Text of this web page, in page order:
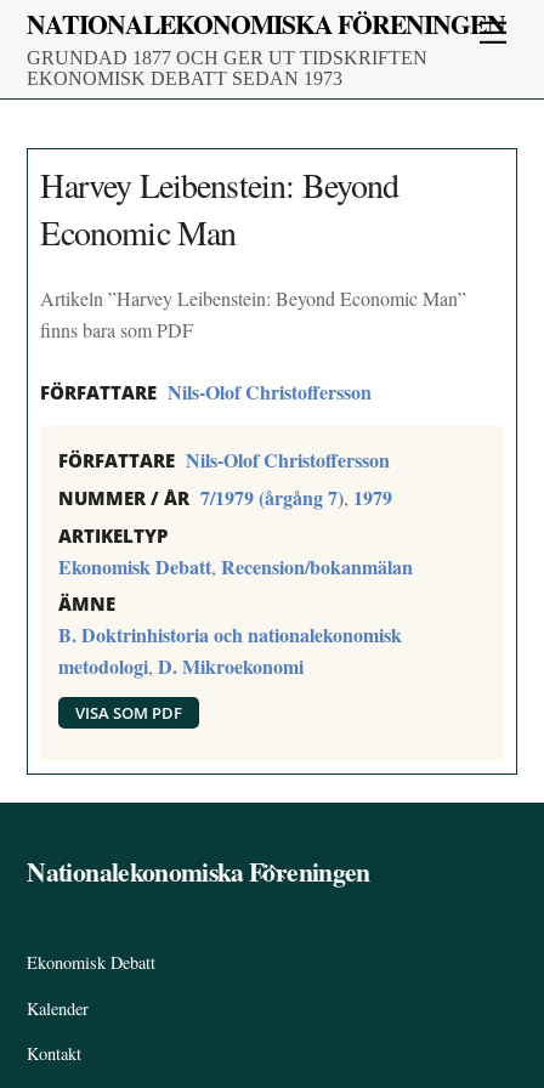
Skip
content
NATIONALEKONOMISKA FÖRENINGEN
GRUNDAD 1877 OCH GER UT TIDSKRIFTEN
EKONOMISK DEBATT SEDAN 1973
Harvey Leibenstein: Beyond
Economic Man
Artikeln ”Harvey Leibenstein: Beyond Economic Man”
finns bara som PDF
FÖRFATTARE Nils-Olof Christoffersson
FÖRFATTARE Nils-Olof Christoffersson
NUMMER / ÅR 7/1979 (årgång 7), 1979
ARTIKELTYP
Ekonomisk Debatt,Recension/bokanmälan
ÄMNE
B. Doktrinhistoria och nationalekonomisk
metodologi,D. Mikroekonomi
VISA SOM PDF
Back
Nationalekonomiska Föreningen
Ekonomisk Debatt
Kalender
Kontakt